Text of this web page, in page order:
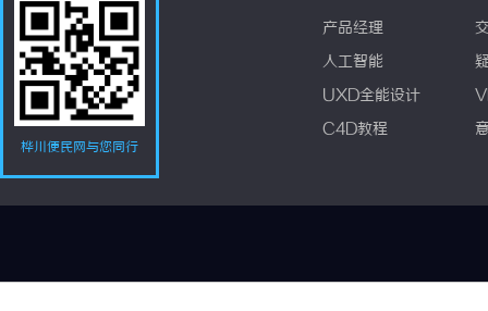
桦川便民网与您同行
产品经理
人工智能
UXD全能设计
C4D教程